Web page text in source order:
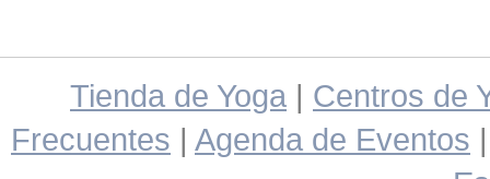
Tienda de Yoga | Centros de
Frecuentes | Agenda de Eventos